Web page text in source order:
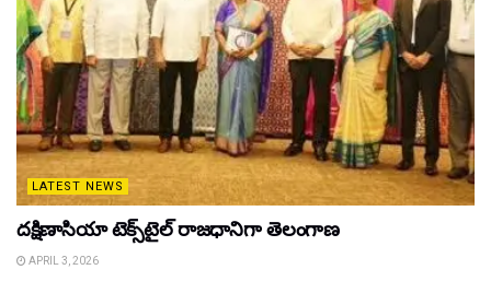
LATEST NEWS
దక్షిణాసియా టెక్స్‌టైల్ రాజధానిగా తెలంగాణ
APRIL 3, 2026